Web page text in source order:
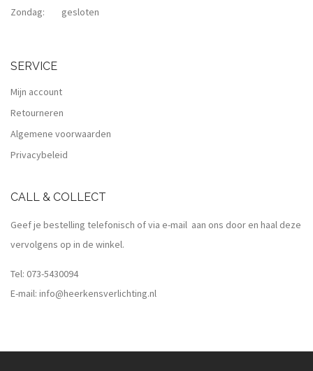
Zondag: gesloten
SERVICE
Mijn account
Retourneren
Algemene voorwaarden
Privacybeleid
CALL & COLLECT
Geef je bestelling telefonisch of via e-mail aan ons door en haal deze
vervolgens op in de winkel.
Tel: 073-5430094
E-mail: info@heerkensverlichting.nl